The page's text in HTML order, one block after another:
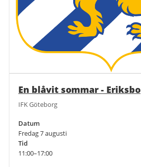
En blåvit sommar - Eriksbo
IFK Göteborg
Datum
Fredag 7 augusti
Tid
11:00–17:00